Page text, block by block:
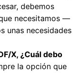
debemos
necesitamos —
unas necesidades
X, ¿Cuál debo
la opción que